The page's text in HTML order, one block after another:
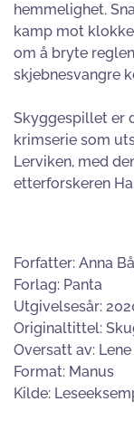
hemmelighet.
kamp mot
om å bryte
skjebnesvangre
Skyggespillet er
krimserie som
Lerviken, med
etterforskeren
Forfatter: Anna
Forlag: Panta
Utgivelsesår:
Originaltittel:
Oversatt av:
Format: Manus
Kilde: